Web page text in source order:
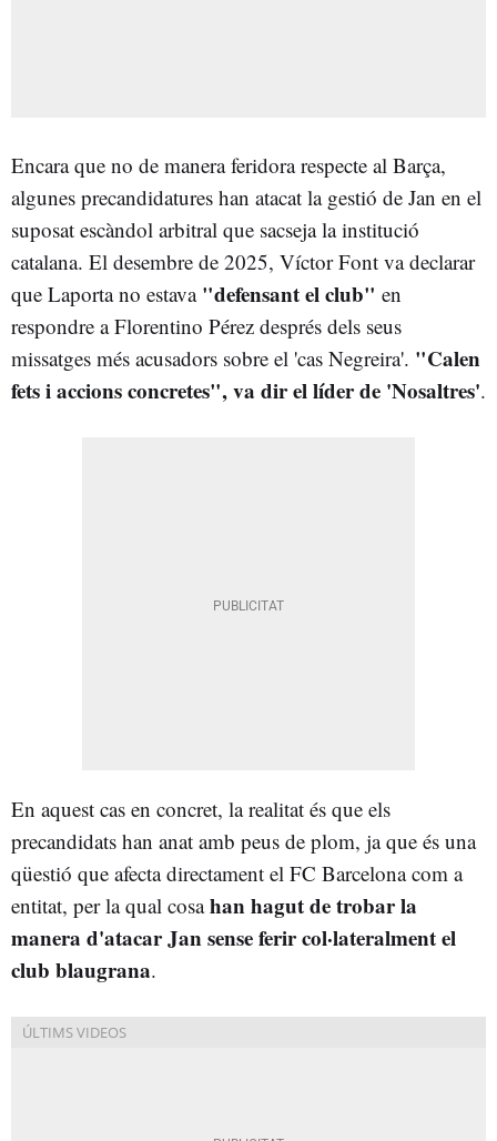
Encara que no de manera feridora respecte al Barça,
algunes precandidatures han atacat la gestió de Jan en el
suposat escàndol arbitral que sacseja la institució
catalana. El desembre de 2025, Víctor Font va declarar
que Laporta no estava "defensant el club" en
respondre a Florentino Pérez després dels seus
missatges més acusadors sobre el 'cas Negreira'. "Calen
fets i accions concretes", va dir el líder de 'Nosaltres'.
En aquest cas en concret, la realitat és que els
precandidats han anat amb peus de plom, ja que és una
qüestió que afecta directament el FC Barcelona com a
entitat, per la qual cosahan hagut de trobar la
manera d'atacar Jan sense ferir col·lateralment el
club blaugrana.